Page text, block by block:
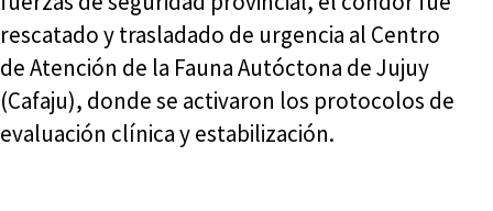
rescatado y trasladado de urgencia al Centro
de Atención de la Fauna Autóctona de Jujuy
(Cafaju), donde se activaron los protocolos de
evaluación clínica y estabilización.